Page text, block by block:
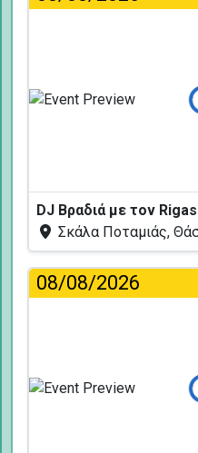
DJ Βραδιά με τον
Σκάλα Ποταμιάς,
08/08/2026